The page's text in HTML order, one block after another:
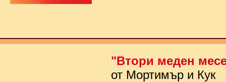
"Втори меден
от Мортимър и Кук